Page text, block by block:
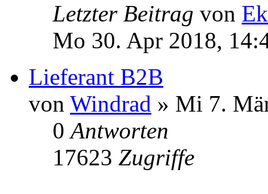
Letzter Beitrag von
Mo 30. Apr 2018,
Lieferant B2B
von Windrad » Mi 7.
0Antworten
17623 Zugriffe